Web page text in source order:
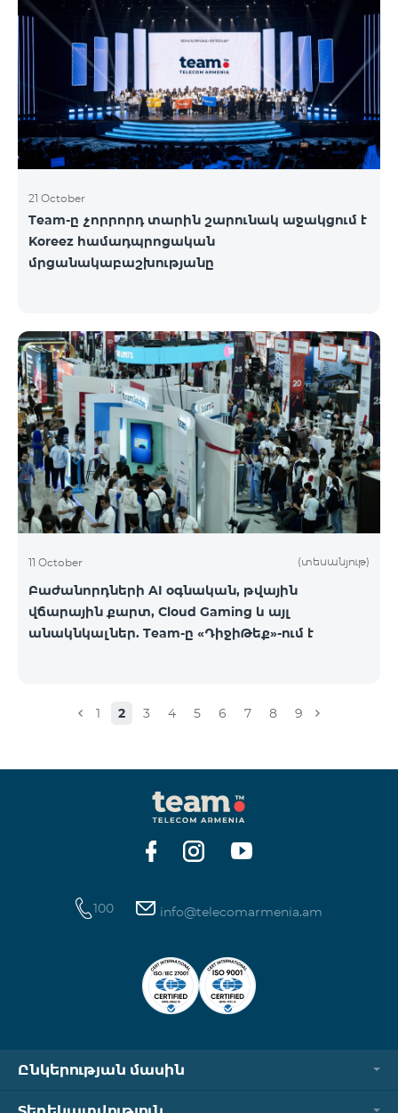
21 October
Team-ը չորրորդ տարին շարունակ աջակցում է
Koreez համադպրոցական
մրցանակաբաշխությանը
11 October (տեսանյութ)
Բաժանորդների AI օգնական, թվային
վճարային քարտ, Cloud Gaming և այլ
անակնկալներ. Team-ը «ԴիջիԹեք»-ում է
1 2 3 4 5 6 7 8 9
100 info@telecomarmenia.am
Ընկերության մասին